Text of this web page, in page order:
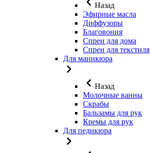
Назад
Эфирные масла
Диффузоры
Благовония
Спреи для дома
Спреи для текстиля
Для маникюра
Назад
Молочные ванны
Скрабы
Бальзамы для рук
Кремы для рук
Для педикюра